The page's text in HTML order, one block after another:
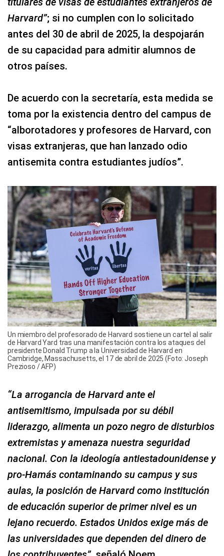
Harvard”; si no cumplen con lo solicitado
antes del 30 de abril de 2025, la despojarán
de su capacidad para admitir alumnos de
otros países.
De acuerdo con la secretaría, esta medida se
toma por la existencia dentro del campus de
“alborotadores y profesores de Harvard, con
visas extranjeras, que han lanzado odio
antisemita contra estudiantes judíos”.
Un miembro del profesorado de Harvard sostiene un cartel al salir
de Harvard Yard tras una manifestación contra los ataques del
presidente Donald Trump a la Universidad de Harvard en
Cambridge, Massachusetts, el 17 de abril de 2025 (Foto: Joseph
Prezioso / AFP)
“La arrogancia de Harvard ante el
antisemitismo, impulsada por su débil
liderazgo, alimenta un pozo negro de disturbios
extremistas y amenaza nuestra seguridad
nacional. Con la ideología antiestadounidense y
pro-Hamás contaminando su campus y sus
aulas, la posición de Harvard como institución
de educación superior de primer nivel es un
lejano recuerdo. Estados Unidos exige más de
las universidades que dependen del dinero de